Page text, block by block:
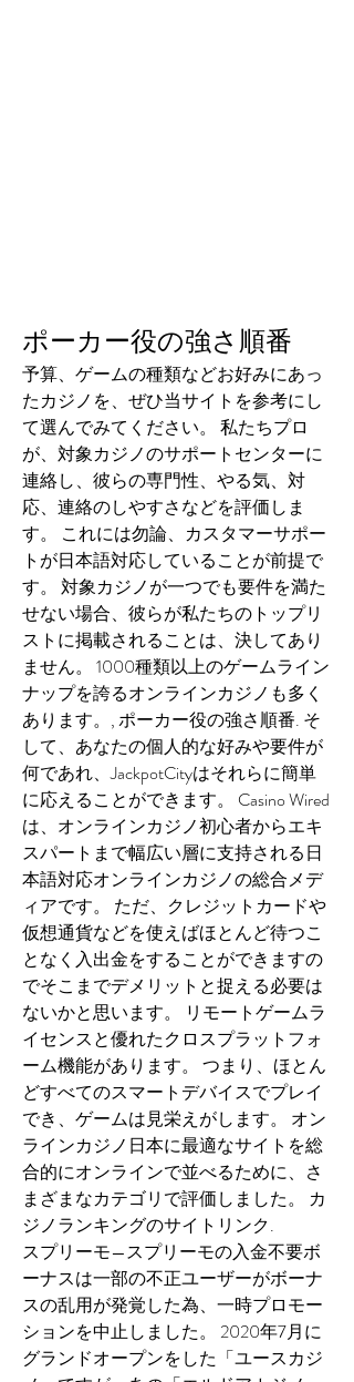
ポーカー役の強さ順番
予算、ゲームの種類などお好みにあっ
たカジノを、ぜひ当サイトを参考にし
て選んでみてください。 私たちプロ
が、対象カジノのサポートセンターに
連絡し、彼らの専門性、やる気、対
応、連絡のしやすさなどを評価しま
す。 これには勿論、カスタマーサポー
トが日本語対応していることが前提で
す。 対象カジノが一つでも要件を満た
せない場合、彼らが私たちのトップリ
ストに掲載されることは、決してあり
ません。 1000種類以上のゲームライン
ナップを誇るオンラインカジノも多く
あります。, ポーカー役の強さ順番. そ
して、あなたの個人的な好みや要件が
何であれ、JackpotCityはそれらに簡単
に応えることができます。 Casino Wired
は、オンラインカジノ初心者からエキ
スパートまで幅広い層に支持される日
本語対応オンラインカジノの総合メデ
ィアです。 ただ、クレジットカードや
仮想通貨などを使えばほとんど待つこ
となく入出金をすることができますの
でそこまでデメリットと捉える必要は
ないかと思います。 リモートゲームラ
イセンスと優れたクロスプラットフォ
ーム機能があります。 つまり、ほとん
どすべてのスマートデバイスでプレイ
でき、ゲームは見栄えがします。 オン
ラインカジノ日本に最適なサイトを総
合的にオンラインで並べるために、さ
まざまなカテゴリで評価しました。 カ
ジノランキングのサイトリンク.
スプリーモ—スプリーモの入金不要ボ
ーナスは一部の不正ユーザーがボーナ
スの乱用が発覚した為、一時プロモー
ションを中止しました。 2020年7月に
グランドオープンをした「ユースカジ